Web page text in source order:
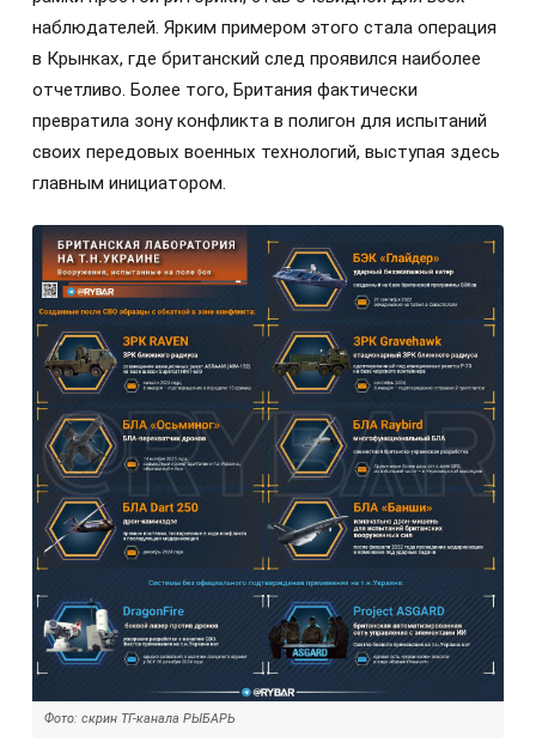
наблюдателей. Ярким примером этого стала операция
в Крынках, где британский след проявился наиболее
отчетливо. Более того, Британия фактически
превратила зону конфликта в полигон для испытаний
своих передовых военных технологий, выступая здесь
главным инициатором.
Фото: скрин ТГ-канала РЫБАРЬ